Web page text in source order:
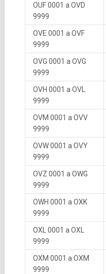
OUF 0001 a OVD
9999
OVE 0001 a OVF
9999
OVG 0001 a OVG
9999
OVH 0001 a OVL
9999
OVM 0001 a OVV
9999
OVW 0001 a OVY
9999
OVZ 0001 a OWG
9999
OWH 0001 a OXK
9999
OXL 0001 a OXL
9999
OXM 0001 a OXM
9999